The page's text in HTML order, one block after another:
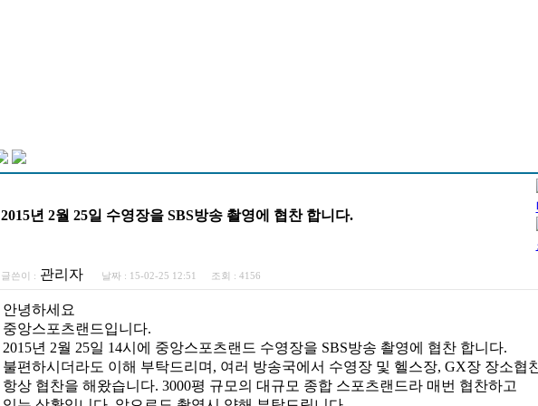
2015년 2월 25일 수영장을 SBS방송 촬영에 협찬 합니다.
글쓴이 : 관리자 날짜 : 15-02-25 12:51 조회 : 4156
안녕하세요
중앙스포츠랜드입니다.
2015년 2월 25일 14시에 중앙스포츠랜드 수영장을 SBS방송 촬영에 협찬 합니다.
불편하시더라도 이해 부탁드리며, 여러 방송국에서 수영장 및 헬스장, GX장 장소협
항상 협찬을 해왔습니다. 3000평 규모의 대규모 종합 스포츠랜드라 매번 협찬하고